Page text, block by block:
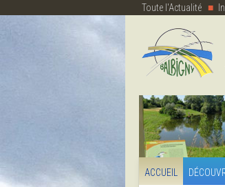
Toute l'Actualité
ACCUEIL